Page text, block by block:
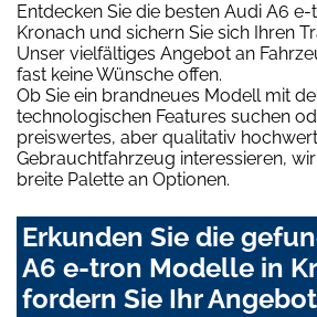
Entdecken Sie die besten Audi A6
Kronach und sichern Sie sich Ihren
Unser vielfältiges Angebot an
fast keine Wünsche offen.
Ob Sie ein brandneues Modell mit
technologischen Features suchen
preiswertes, aber qualitativ
Gebrauchtfahrzeug interessieren,
breite Palette an Optionen.
Erkunden Sie die
A6 e-tron Modelle in
fordern Sie Ihr